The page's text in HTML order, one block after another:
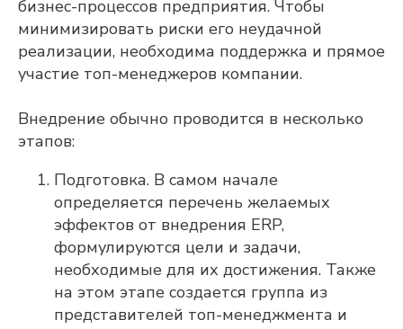
бизнес-процессов предприятия. Чтобы
минимизировать риски его неудачной
реализации, необходима поддержка и прямое
участие топ-менеджеров компании.
Внедрение обычно проводится в несколько
этапов:
Подготовка. В самом начале
определяется перечень желаемых
эффектов от внедрения ERP,
формулируются цели и задачи,
необходимые для их достижения. Также
на этом этапе создается группа из
представителей топ-менеджмента и